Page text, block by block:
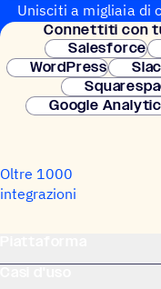
Unisciti a migliaia di
credito.
Connet­titi con
Salesforce
WordPress
Google
Oltre 1000
integrazioni